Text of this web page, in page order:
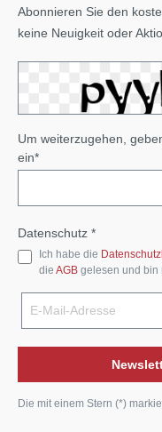
Abonnieren Sie den
keine Neuigkeit oder
Um weiterzugehen,
ein*
Datenschutz *
Ich habe die
die AGB gelesen und bin
Die mit einem Stern (*)